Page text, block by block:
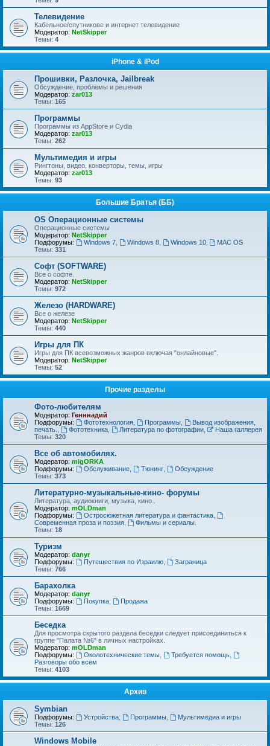
Телевидение
Кабельное/спутникове и интернет телевидение
Модератор: NetSkipper
Темы: 4
iPhone & iPod
Прошивки, Разлочка, Jailbreak
Обсуждение, проблемы и решения
Модератор: zar013
Темы: 165
Программы
Программы из AppStore и Cydia
Модератор: zar013
Темы: 262
Мультимедия и игры
Рингтоны, видео, конверторы, темы, игры
Модератор: zar013
Темы: 93
Большие Братья (ББ)
OS Операционные системы
Операционные сиcтемы
Модератор: NetSkipper
Подфорумы:
Windows 7, Windows 8, Windows 10,
MAC OS
Темы: 331
Софт (SOFTWARE)
Все о софте.
Модератор: NetSkipper
Темы: 972
Железо (HARDWARE)
Все о железе
Модератор: NetSkipper
Темы: 440
Игры для ПК
Игры для ПК всевозможных жанров включая "онлайновые".
Модератор: NetSkipper
Темы: 52
Прочие разделы
Фото-любителям
Модератор: Генннадий
Подфорумы:
Фототехнология, Программы,
Вывод изображения,
печать.
Фототехника, Литература по фотографии,
Наша галлерея
Темы: 320
Все об автомобилях.
Модератор: migORKA
Подфорумы:
Обслуживание, Тюнинг,
Обсуждение
Темы: 373
Литературно-музыкальные-кино- форумы
Литература, аудиокниги, музыка, кино..
Модератор: mOLDman
Подфорумы:
Остросюжетная литература и фантастика,
Современная проза и поэзия
Фильмы и сериалы.
Темы: 18
Туризм
Модератор: danyr
Подфорумы:
Путешествия по Израилю,
Заграница
Темы: 766
Барахолка
Модератор: danyr
Подфорумы:
Покупка,
Продажа
Темы: 1669
Беседка
Для просмотра скрытого раздела беседки следует присоединиться к
группе "Палата №6" в личных настройках.
Модератор: mOLDman
Подфорумы:
Околотехнические темы, Требуется помощь,
Разговоры обо всем
Темы: 4103
Архив
Symbian
Подфорумы: Устройства, Программы,
Мультимедиа и игры
Темы: 126
Windows Mobile